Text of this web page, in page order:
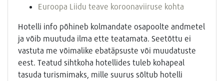
Euroopa Liidu teave koroonaviiruse kohta
Hotelli info põhineb kolmandate osapoolte andmetel
ja võib muutuda ilma ette teatamata. Seetõttu ei
vastuta me võimalike ebatäpsuste või muudatuste
eest. Teatud sihtkoha hotellides tuleb kohapeal
tasuda turismimaks, mille suurus sõltub hotelli